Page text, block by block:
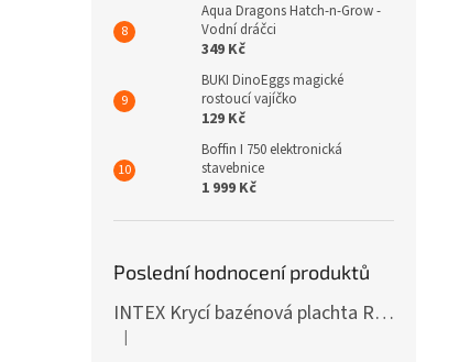
Aqua Dragons Hatch-n-Grow -
Vodní dráčci
349 Kč
BUKI DinoEggs magické
rostoucí vajíčko
129 Kč
Boffin I 750 elektronická
stavebnice
1 999 Kč
Poslední hodnocení produktů
INTEX Krycí bazénová plachta Round 305cm 28030
Hodnocení produktu je 5 z 5 hvězdiček.
|